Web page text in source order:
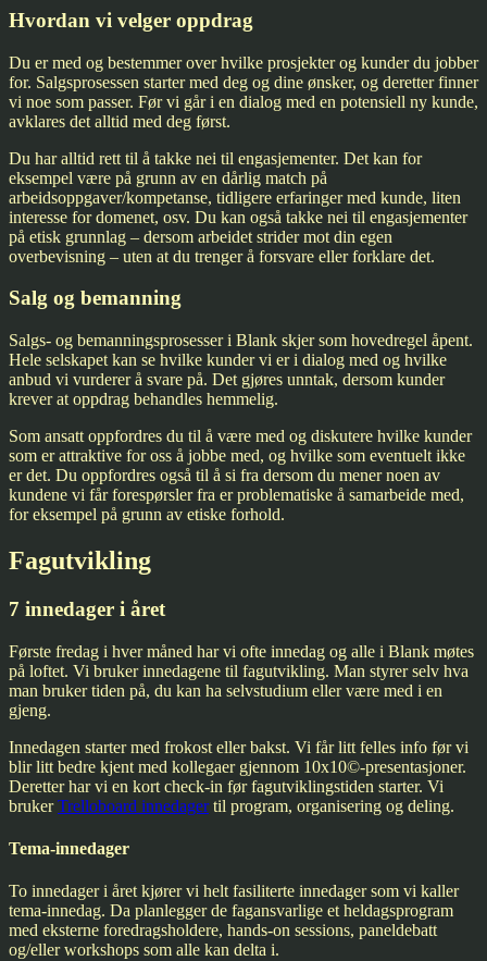
Hvordan vi velger oppdrag
Du er med og bestemmer over hvilke prosjekter og kunder du jobber
for. Salgsprosessen starter med deg og dine ønsker, og deretter finner
vi noe som passer. Før vi går i en dialog med en potensiell ny kunde,
avklares det alltid med deg først.
Du har alltid rett til å takke nei til engasjementer. Det kan for
eksempel være på grunn av en dårlig match på
arbeidsoppgaver/kompetanse, tidligere erfaringer med kunde, liten
interesse for domenet, osv. Du kan også takke nei til engasjementer
på etisk grunnlag – dersom arbeidet strider mot din egen
overbevisning – uten at du trenger å forsvare eller forklare det.
Salg og bemanning
Salgs- og bemanningsprosesser i Blank skjer som hovedregel åpent.
Hele selskapet kan se hvilke kunder vi er i dialog med og hvilke
anbud vi vurderer å svare på. Det gjøres unntak, dersom kunder
krever at oppdrag behandles hemmelig.
Som ansatt oppfordres du til å være med og diskutere hvilke kunder
som er attraktive for oss å jobbe med, og hvilke som eventuelt ikke
er det. Du oppfordres også til å si fra dersom du mener noen av
kundene vi får forespørsler fra er problematiske å samarbeide med,
for eksempel på grunn av etiske forhold.
Fagutvikling
7 innedager i året
Første fredag i hver måned har vi ofte innedag og alle i Blank møtes
på loftet. Vi bruker innedagene til fagutvikling. Man styrer selv hva
man bruker tiden på, du kan ha selvstudium eller være med i en
gjeng.
Innedagen starter med frokost eller bakst. Vi får litt felles info før vi
blir litt bedre kjent med kollegaer gjennom 10x10©-presentasjoner.
Deretter har vi en kort check-in før fagutviklingstiden starter. Vi
brukerTrelloboard innedagertil program, organisering og deling.
Tema-innedager
To innedager i året kjører vi helt fasiliterte innedager som vi kaller
tema-innedag. Da planlegger de fagansvarlige et heldagsprogram
med eksterne foredragsholdere, hands-on sessions, paneldebatt
og/eller workshops som alle kan delta i.